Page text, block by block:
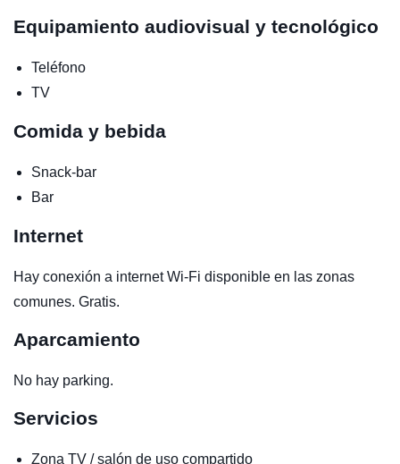
Equipamiento audiovisual y tecnológico
Teléfono
TV
Comida y bebida
Snack-bar
Bar
Internet
Hay conexión a internet Wi-Fi disponible en las zonas
comunes. Gratis.
Aparcamiento
No hay parking.
Servicios
Zona TV / salón de uso compartido